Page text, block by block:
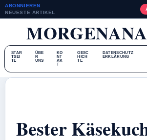
ABONNIEREN
NEUESTE ARTIKEL
STAR
TSEI
TE
ÜBE
R
UNS
KO
NT
AK
T
GESC
HICH
TE
DATENSCHUTZ
ERKLÄRUNG
Bester